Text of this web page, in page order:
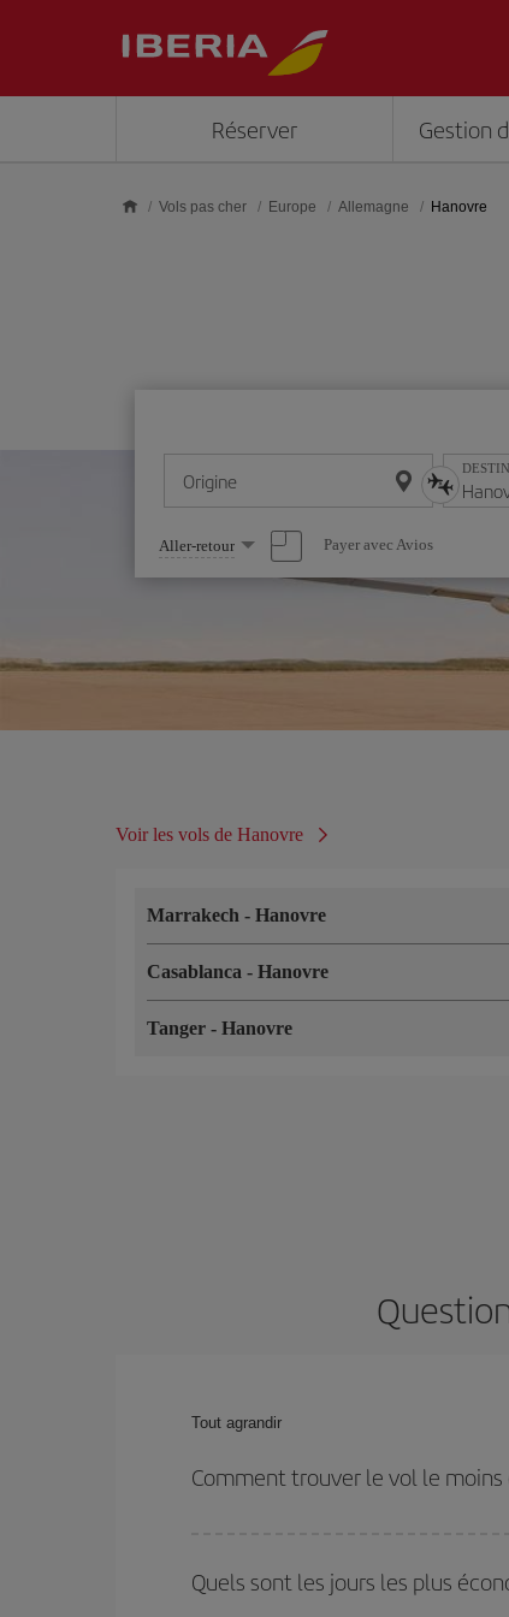
Réserver Gestion
Vols pas cher Europe Allemagne Hanovre
Origine
Sélectionnez
une
option
Aller-retour Payer avec Avios
Voir les vols de Hanovre
Marrakech - Hanovre
Casablanca - Hanovre
Tanger - Hanovre
Tout agrandir
Comment trouver le vol le
votre aller-retour. Si vous n'avez pas d'idée
plus économique.
Quels sont les jours les plus